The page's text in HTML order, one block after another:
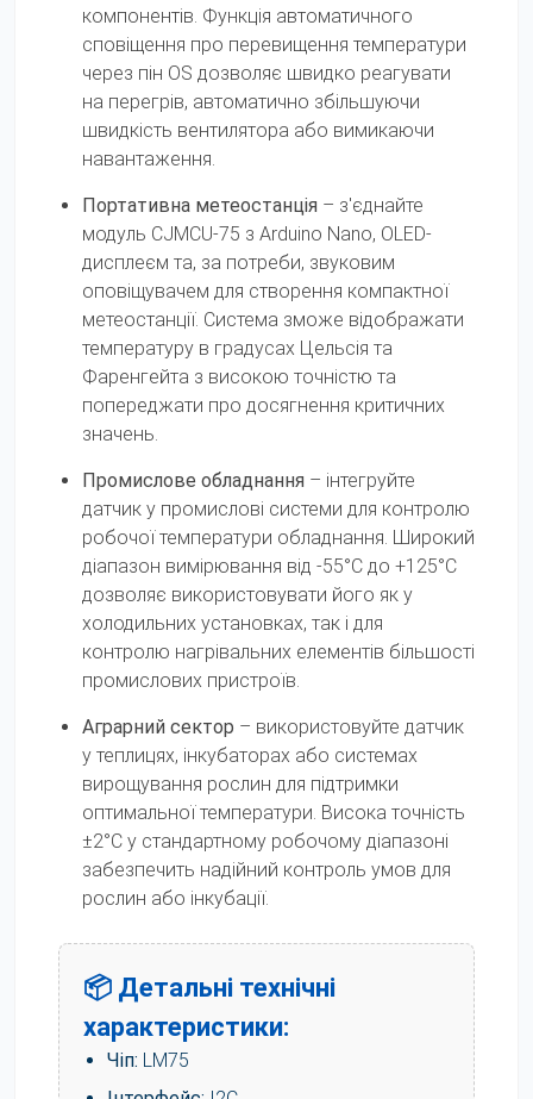
компонентів. Функція автоматичного
сповіщення про перевищення температури
через пін OS дозволяє швидко реагувати
на перегрів, автоматично збільшуючи
швидкість вентилятора або вимикаючи
навантаження.
Портативна метеостанція – з'єднайте
модуль CJMCU-75 з Arduino Nano, OLED-
дисплеєм та, за потреби, звуковим
оповіщувачем для створення компактної
метеостанції. Система зможе відображати
температуру в градусах Цельсія та
Фаренгейта з високою точністю та
попереджати про досягнення критичних
значень.
Промислове обладнання – інтегруйте
датчик у промислові системи для контролю
робочої температури обладнання. Широкий
діапазон вимірювання від -55°C до +125°C
дозволяє використовувати його як у
холодильних установках, так і для
контролю нагрівальних елементів більшості
промислових пристроїв.
Аграрний сектор – використовуйте датчик
у теплицях, інкубаторах або системах
вирощування рослин для підтримки
оптимальної температури. Висока точність
±2°C у стандартному робочому діапазоні
забезпечить надійний контроль умов для
рослин або інкубації.
📦 Детальні технічні
характеристики:
Чіп: LM75